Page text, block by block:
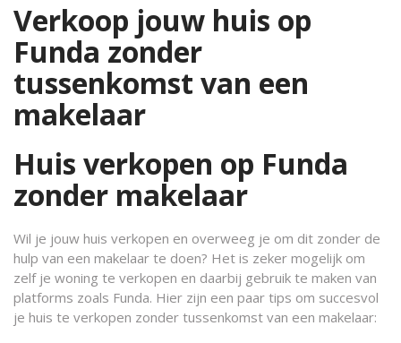
Verkoop jouw huis op
Funda zonder
tussenkomst van een
makelaar
Huis verkopen op Funda
zonder makelaar
Wil je jouw huis verkopen en overweeg je om dit zonder de
hulp van een makelaar te doen? Het is zeker mogelijk om
zelf je woning te verkopen en daarbij gebruik te maken van
platforms zoals Funda. Hier zijn een paar tips om succesvol
je huis te verkopen zonder tussenkomst van een makelaar: